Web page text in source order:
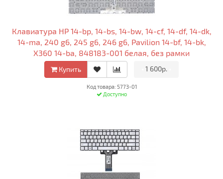
Клавиатура HP 14-bp, 14-bs, 14-bw, 14-cf, 14-df, 14-dk,
14-ma, 240 g6, 245 g6, 246 g6, Pavilion 14-bf, 14-bk,
X360 14-ba, 848183-001 белая, без рамки
Купить 1 600р.
Код товара: 5773-01
Доступно